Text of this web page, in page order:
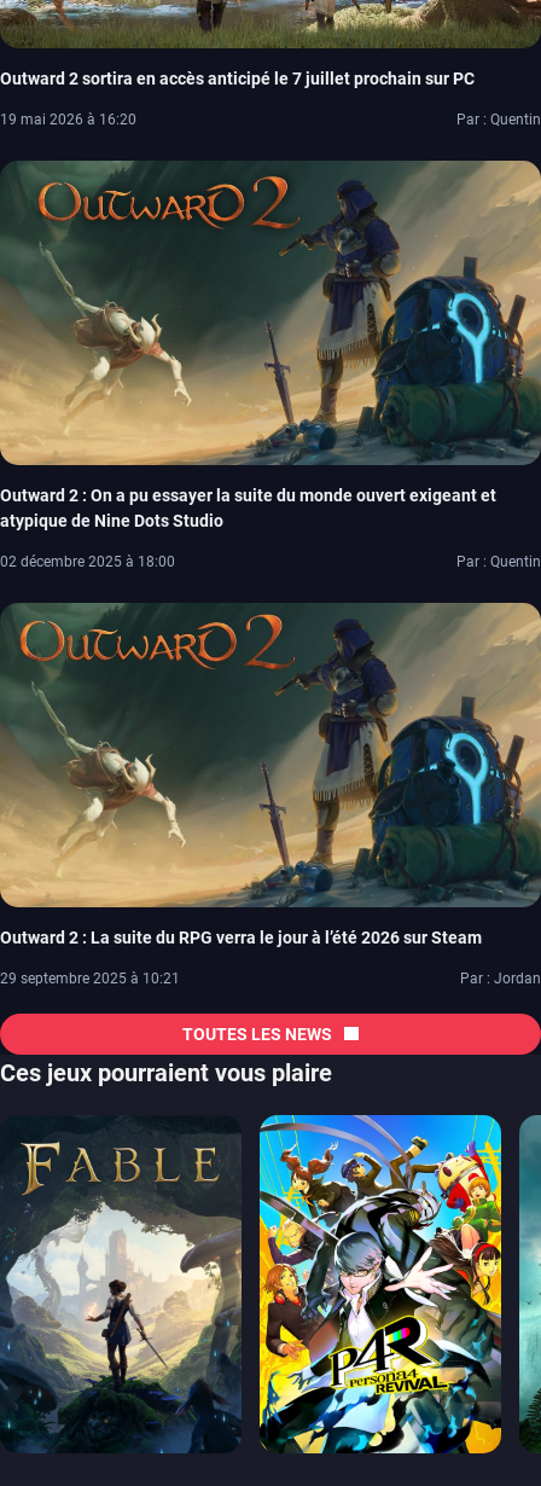
Outward 2 sortira en accès anticipé le 7 juillet prochain sur PC
19 mai 2026 à 16:20 Par : Quentin
Outward 2 : On a pu essayer la suite du monde ouvert exigeant et
atypique de Nine Dots Studio
02 décembre 2025 à 18:00 Par : Quentin
Outward 2 : La suite du RPG verra le jour à l’été 2026 sur Steam
29 septembre 2025 à 10:21 Par : Jordan
TOUTES LES NEWS
Ces jeux pourraient vous plaire